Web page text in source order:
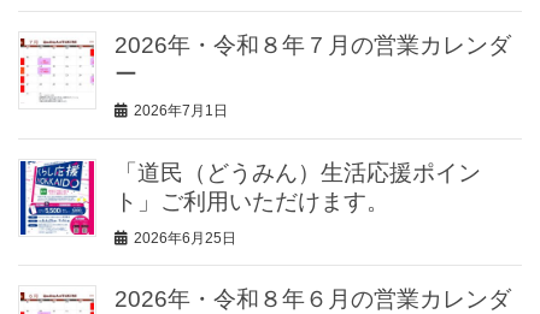
2026年・令和８年７月の営業カレンダ
ー
2026年7月1日
「道民（どうみん）生活応援ポイン
ト」ご利用いただけます。
2026年6月25日
2026年・令和８年６月の営業カレンダ